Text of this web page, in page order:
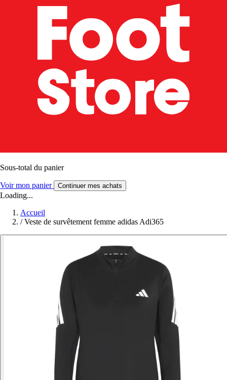
Sous-total du panier
Voir mon panier Continuer mes achats
Loading...
Accueil
/ Veste de survêtement femme adidas Adi365